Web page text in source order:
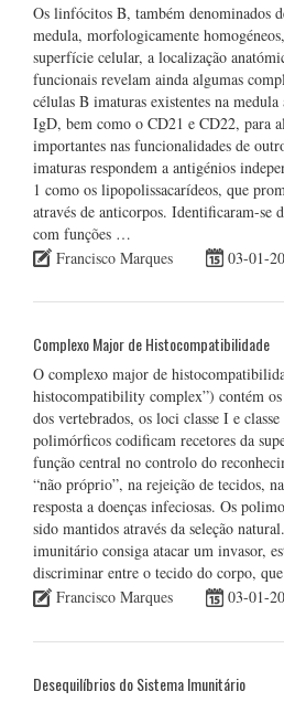
Os linfócitos B, também denominados
medula, morfologicamente
superfície celular, a localização
funcionais revelam ainda algumas
células B imaturas existentes na
IgD, bem como o CD21 e CD22, para
importantes nas funcionalidades de
imaturas respondem a antigénios
1 como os lipopolissacarídeos, que
através de anticorpos. Identificaram-se
com funções …
Francisco Marques
03-01-
Complexo Major de Histocompatibilidade
O complexo major de
histocompatibility complex”) contém
dos vertebrados, os loci classe I e
polimórficos codificam recetores da
função central no controlo do
“não próprio”, na rejeição de tecidos,
resposta a doenças infeciosas. Os
sido mantidos através da seleção
imunitário consiga atacar um invasor,
discriminar entre o tecido do corpo,
Francisco Marques
03-01-
Desequilíbrios do Sistema Imunitário